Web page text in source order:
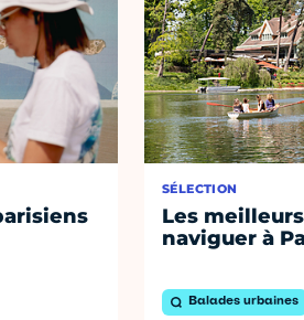
SÉLECTION
Les
naviguer à
Balades urbaines